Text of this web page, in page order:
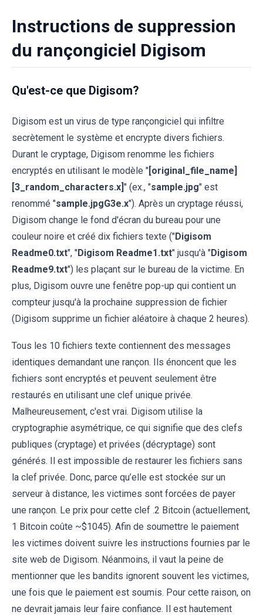
Instructions de suppression
du rançongiciel Digisom
Qu'est-ce que Digisom?
Digisom est un virus de type rançongiciel qui infiltre
secrètement le système et encrypte divers fichiers.
Durant le cryptage, Digisom renomme les fichiers
encryptés en utilisant le modèle "[original_file_name]
[3_random_characters.x]" (ex., "sample.jpg" est
renommé "sample.jpgG3e.x"). Après un cryptage réussi,
Digisom change le fond d'écran du bureau pour une
couleur noire et créé dix fichiers texte ("Digisom
Readme0.txt", "Digisom Readme1.txt" jusqu'à "Digisom
Readme9.txt") les plaçant sur le bureau de la victime. En
plus, Digisom ouvre une fenêtre pop-up qui contient un
compteur jusqu'à la prochaine suppression de fichier
(Digisom supprime un fichier aléatoire à chaque 2 heures).
Tous les 10 fichiers texte contiennent des messages
identiques demandant une rançon. Ils énoncent que les
fichiers sont encryptés et peuvent seulement être
restaurés en utilisant une clef unique privée.
Malheureusement, c'est vrai. Digisom utilise la
cryptographie asymétrique, ce qui signifie que des clefs
publiques (cryptage) et privées (décryptage) sont
générés. Il est impossible de restaurer les fichiers sans
la clef privée. Donc, parce qu’elle est stockée sur un
serveur à distance, les victimes sont forcées de payer
une rançon. Le prix pour cette clef .2 Bitcoin (actuellement,
1 Bitcoin coûte ~$1045). Afin de soumettre le paiement
les victimes doivent suivre les instructions fournies par le
site web de Digisom. Néanmoins, il vaut la peine de
mentionner que les bandits ignorent souvent les victimes,
une fois que le paiement est soumis. Pour cette raison, on
ne devrait jamais leur faire confiance. Il est hautement